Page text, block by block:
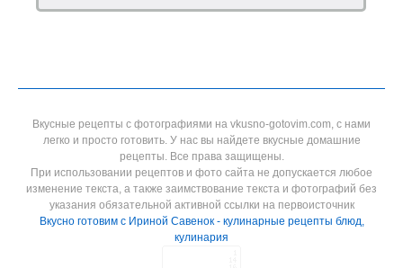
Вкусные рецепты с фотографиями на vkusno-gotovim.com, с нами
легко и просто готовить. У нас вы найдете вкусные домашние
рецепты. Все права защищены.
При использовании рецептов и фото сайта не допускается любое
изменение текста, а также заимствование текста и фотографий без
указания обязательной активной ссылки на первоисточник
Вкусно готовим с Ириной Савенок - кулинарные рецепты блюд,
кулинария